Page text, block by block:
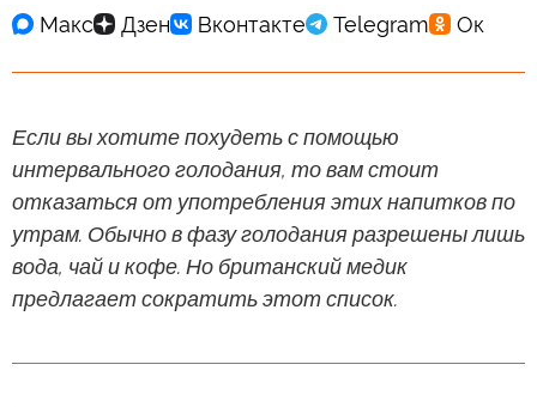
Если вы хотите похудеть с помощью
интервального голодания, то вам стоит
отказаться от употребления этих напитков по
утрам. Обычно в фазу голодания разрешены лишь
вода, чай и кофе. Но британский медик
предлагает сократить этот список.